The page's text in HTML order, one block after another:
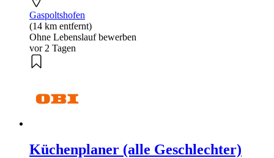
Gaspoltshofen
(14 km entfernt)
Ohne Lebenslauf bewerben
vor 2 Tagen
Küchenplaner (alle Geschlechter)